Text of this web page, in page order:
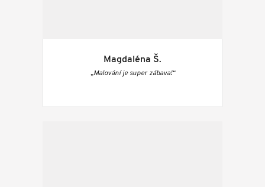
Magdaléna Š.
„Malování je super zábava!“